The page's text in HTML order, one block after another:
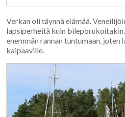
Verkan oli täynnä elämää.
lapsiperheitä kuin
enemmän rannan tuntumaan,
kaipaaville.